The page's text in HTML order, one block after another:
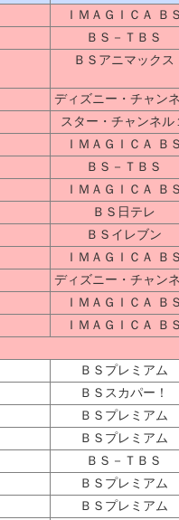
ＩＭＡＧＩＣＡ ＢＳ
ＢＳ－ＴＢＳ
ＢＳアニマックス
ディズニー・チャン
スター・チャンネル
ＩＭＡＧＩＣＡ ＢＳ
ＢＳ－ＴＢＳ
ＩＭＡＧＩＣＡ ＢＳ
ＢＳ日テレ
ＢＳイレブン
ＩＭＡＧＩＣＡ ＢＳ
ディズニー・チャン
ＩＭＡＧＩＣＡ ＢＳ
ＩＭＡＧＩＣＡ ＢＳ
ＢＳプレミアム
ＢＳスカパー！
ＢＳプレミアム
ＢＳプレミアム
ＢＳ－ＴＢＳ
ＢＳプレミアム
ＢＳプレミアム